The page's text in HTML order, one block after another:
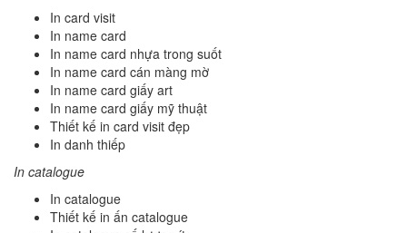
In card visit
In name card
In name card nhựa trong suốt
In name card cán màng mờ
In name card giấy art
In name card giấy mỹ thuật
Thiết kế in card visit đẹp
In danh thiếp
In catalogue
In catalogue
Thiết kế in ấn catalogue